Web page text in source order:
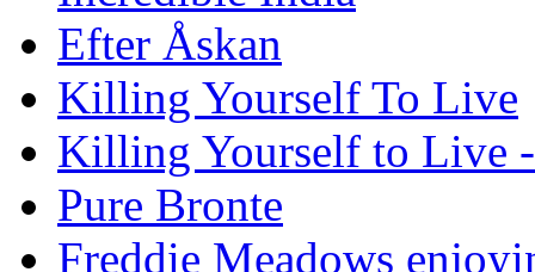
Efter Åskan
Killing Yourself To Live
Killing Yourself to Live -
Pure Bronte
Freddie Meadows